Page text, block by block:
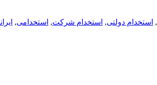
, استخدام دولتی, استخدام شرکت, استخدامی,